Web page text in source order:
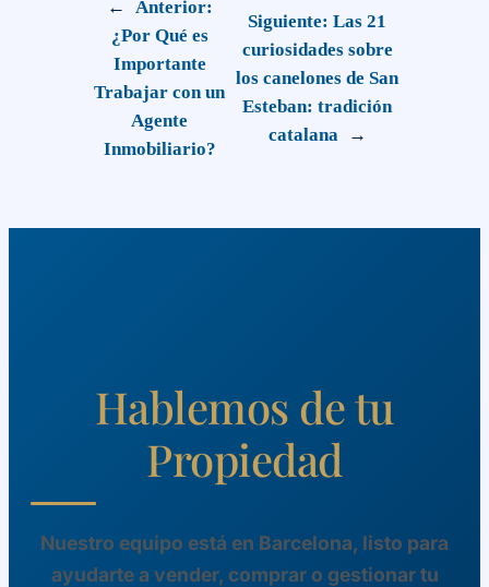
←
Anterior:
¿Por Qué es
Importante
Trabajar con un
Agente
Inmobiliario?
Siguiente:Las 21
curiosidades sobre
los canelones de San
Esteban: tradición
catalana
→
Hablemos de tu
Propiedad
Nuestro equipo está en Barcelona, listo para
ayudarte a vender, comprar o gestionar tu